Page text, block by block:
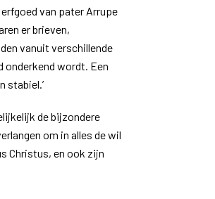
van pater Arrupe
er brieven,
vanuit verschillende
onderkend wordt. Een
stabiel.’
de bijzondere
om in alles de wil
Christus, en ook zijn